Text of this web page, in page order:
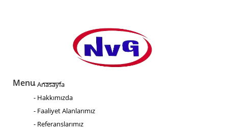
Menu- Anasayfa
- Hakkımızda
- Faaliyet Alanlarımız
- Referanslarımız